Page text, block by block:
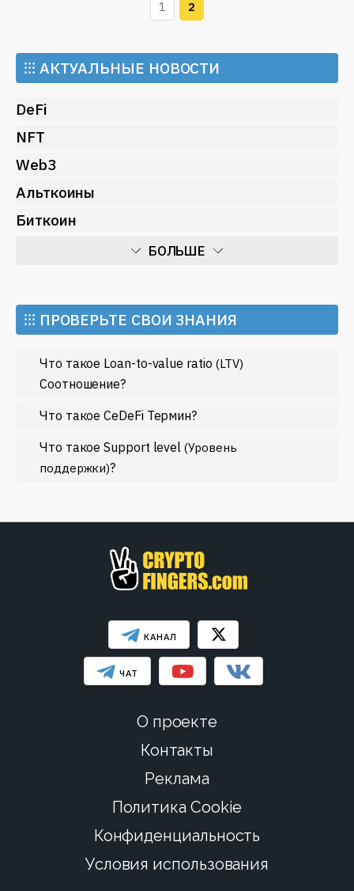
1 2
⁝⁝⁝ АКТУАЛЬНЫЕ НОВОСТИ
DeFi
NFT
Web3
Альткоины
Биткоин
БОЛЬШЕ
Майнинг
Метавселенные
Регулирование
Экономика
Эфириум
⁝⁝⁝ ПРОВЕРЬТЕ СВОИ ЗНАНИЯ
Что такое Loan-to-value ratio (LTV)
Соотношение?
Что такое CeDeFi Термин?
Что такое Support level(Уровень
поддержки)?
КАНАЛ
ЧАТ
О проекте
Контакты
Реклама
Политика Cookie
Конфиденциальность
Условия использования